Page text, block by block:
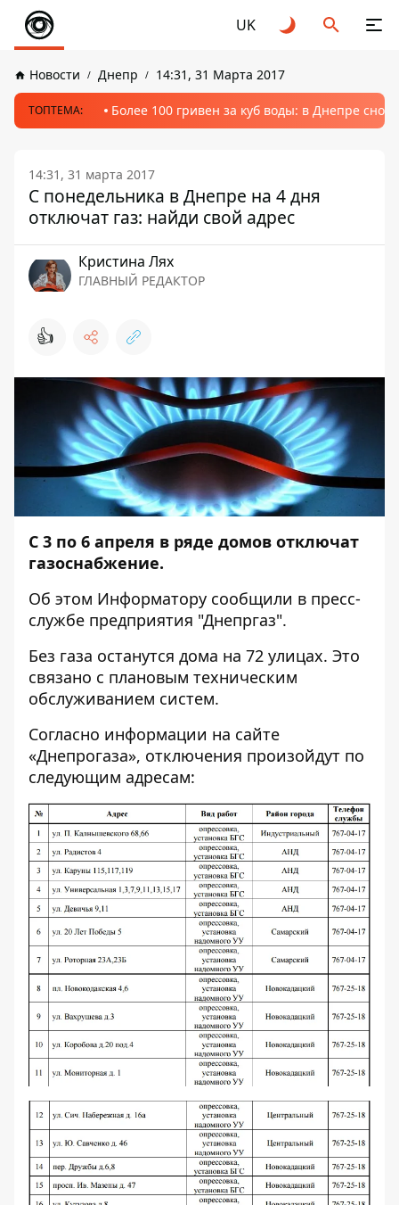
UK
Новости Днепр 14:31, 31 Марта 2017
ТОПТЕМА: Более 100 гривен за куб воды: в Днепре
14:31, 31 марта 2017
C понедельника в Днепре на 4 дня
отключат газ: найди свой адрес
Кристина Лях
ГЛАВНЫЙ РЕДАКТОР
👍
С 3 по 6 апреля в ряде домов отключат
газоснабжение.
Об этом Информатору сообщили в пресс-
службе предприятия "Днепргаз".
Без газа останутся дома на 72 улицах. Это
связано с плановым техническим
обслуживанием систем.
Согласно информации на сайте
«Днепрогаза», отключения произойдут по
следующим адресам: